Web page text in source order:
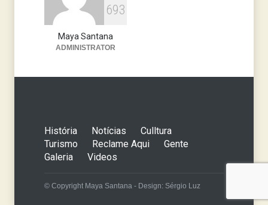
693
Maya Santana
ADMINISTRATOR
História Notícias
Culltura
Turismo
Reclame Aqui
Gente
Galeria
Videos
© Copyright Maya Santana - Design: Sérgio Luz